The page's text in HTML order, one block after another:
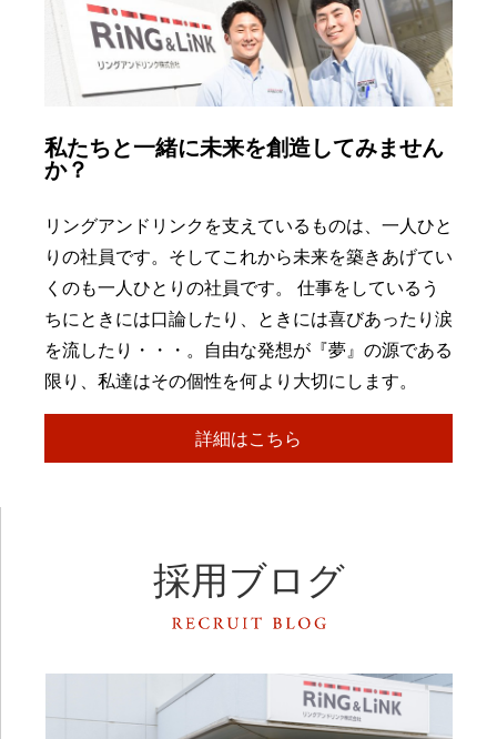
私たちと一緒に未来を創造してみません
か？
リングアンドリンクを支えているものは、一人ひと
りの社員です。そしてこれから未来を築きあげてい
くのも一人ひとりの社員です。 仕事をしているう
ちにときには口論したり、ときには喜びあったり涙
を流したり・・・。自由な発想が『夢』の源である
限り、私達はその個性を何より大切にします。
詳細はこちら
採用ブログ